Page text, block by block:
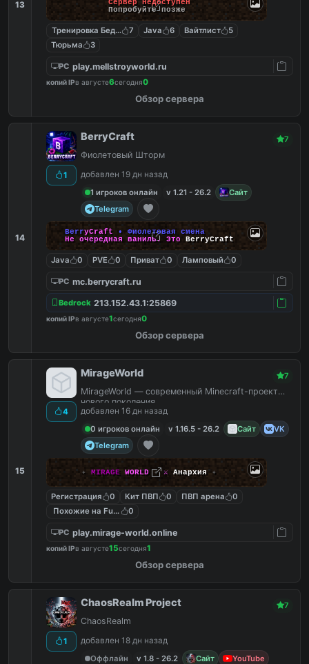
13
Сервер недоступен
Попробуйте позже
Тренировка Бед Варс
7 Java 6 Вайтлист
5
Тюрьма
3
PC play.mellstroyworld.ru
копий IPв августе6сегодня0
Обзор сервера
14
1
BerryCraft 7
Фиолетовый Шторм
добавлен 19 дн назад
1 игроков онлайн
v 1.21 - 26.2
Сайт
Telegram
BerryCraft
• Фиолетовая смена
Не очередная ваниль. Это BerryCraft
Java 0 PVE 0 Приват 0 Ламповый 0
PC mc.berrycraft.ru
Bedrock 213.152.43.1:25869
копий IPв августе1сегодня0
Обзор сервера
15
4
MirageWorld 7
MirageWorld — современный Minecraft-проект
нового поколения.
добавлен 16 дн назад
0 игроков онлайн
v 1.16.5 - 26.2 Сайт
VK
Telegram
✦ MIRAGE WORLD✦ ⚔ Анархия ✦
Регистрация 0 Кит ПВП 0 ПВП арена
0
Похожие на FunTime
0
PC play.mirage-world.online
копий IPв августе15сегодня1
Обзор сервера
1
ChaosRealm Project 7
ChaosRealm
добавлен 18 дн назад
Оффлайн
v 1.8 - 26.2 Сайт YouTube